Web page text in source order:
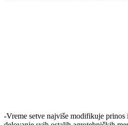
-Vreme setve najviše modifikuje prinos